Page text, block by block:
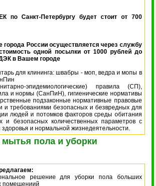
по Санкт-Петербургу будет стоит от 700
города России осуществляется через службу
одной посылки от 1000 рублей до
в Вашем городе
для клининга: швабры - моп, ведра и мопы в
эпидемиологические) правила (СП),
и нормы (СанПиН), гигиенические нормативы
подзаконные нормативные правовые
и требованиями безопасных и безвредных для
людей и потомков факторов среды обитания
и безопасных количественных параметров с
и нормальной жизнедеятельности.
пола и уборки
решение для уборки пола больших
помещениий